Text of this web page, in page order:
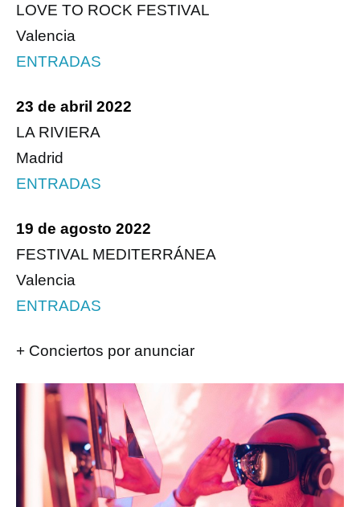
LOVE TO ROCK FESTIVAL
Valencia
ENTRADAS
23 de abril 2022
LA RIVIERA
Madrid
ENTRADAS
19 de agosto 2022
FESTIVAL MEDITERRÁNEA
Valencia
ENTRADAS
+ Conciertos por anunciar